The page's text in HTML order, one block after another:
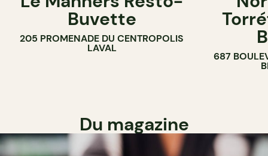
Buvette
205 PROMENADE DU CENTROPOLIS
LAVAL
687
Du magazine